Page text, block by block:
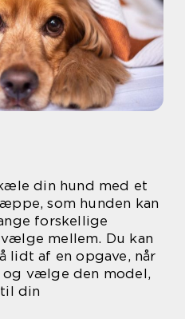
din hund med et
som hunden kan
forskellige
mellem. Du kan
lidt af en opgave, når
vælge den model,
din